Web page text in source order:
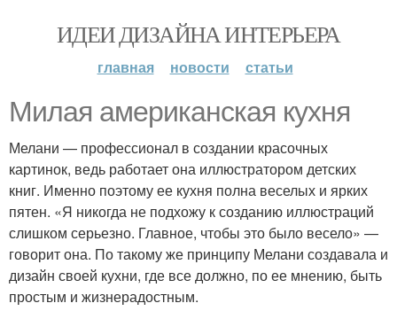
ИДЕИ ДИЗАЙНА ИНТЕРЬЕРА
главная новости статьи
Милая американская кухня
Мелани — профессионал в создании красочных
картинок, ведь работает она иллюстратором детских
книг. Именно поэтому ее кухня полна веселых и ярких
пятен. «Я никогда не подхожу к созданию иллюстраций
слишком серьезно. Главное, чтобы это было весело» —
говорит она. По такому же принципу Мелани создавала и
дизайн своей кухни, где все должно, по ее мнению, быть
простым и жизнерадостным.